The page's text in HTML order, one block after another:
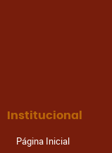
Institucional
Página Inicial